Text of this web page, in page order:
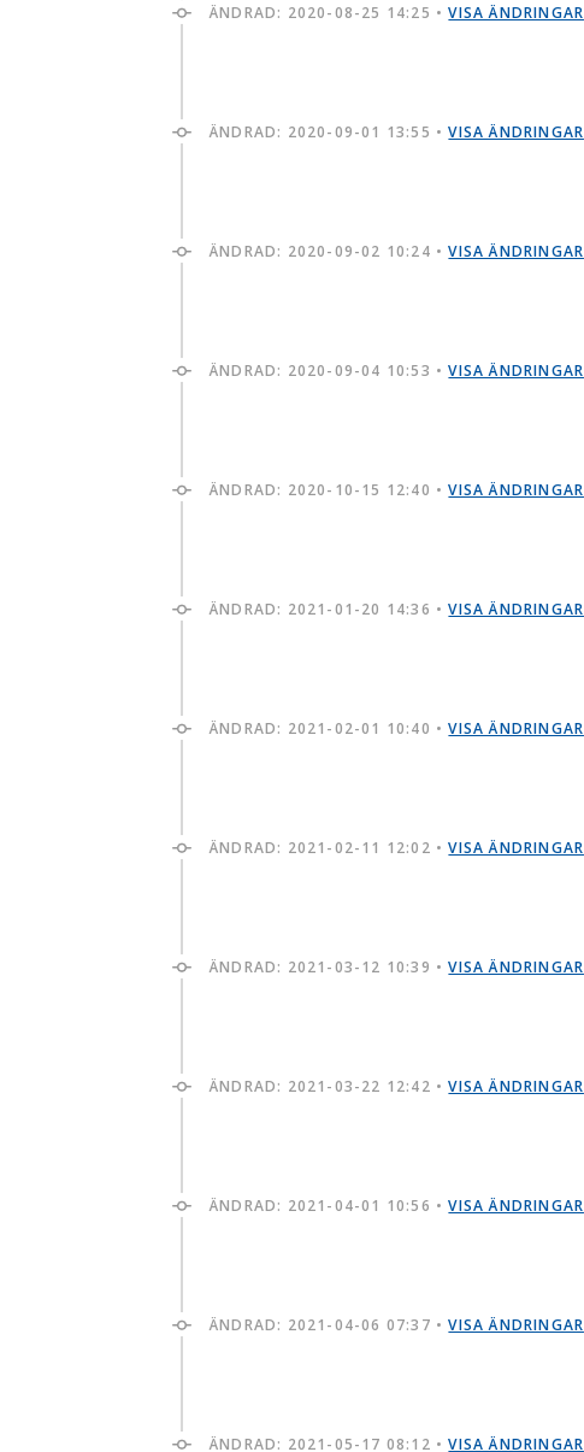
ÄNDRAD: 2020-08-25 14:25 •VISA ÄNDRINGAR
ÄNDRAD: 2020-09-01 13:55 •VISA ÄNDRINGAR
ÄNDRAD: 2020-09-02 10:24 •VISA ÄNDRINGAR
ÄNDRAD: 2020-09-04 10:53 •VISA ÄNDRINGAR
ÄNDRAD: 2020-10-15 12:40 •VISA ÄNDRINGAR
ÄNDRAD: 2021-01-20 14:36 •VISA ÄNDRINGAR
ÄNDRAD: 2021-02-01 10:40 •VISA ÄNDRINGAR
ÄNDRAD: 2021-02-11 12:02 •VISA ÄNDRINGAR
ÄNDRAD: 2021-03-12 10:39 •VISA ÄNDRINGAR
ÄNDRAD: 2021-03-22 12:42 •VISA ÄNDRINGAR
ÄNDRAD: 2021-04-01 10:56 •VISA ÄNDRINGAR
ÄNDRAD: 2021-04-06 07:37 •VISA ÄNDRINGAR
ÄNDRAD: 2021-05-17 08:12 •VISA ÄNDRINGAR